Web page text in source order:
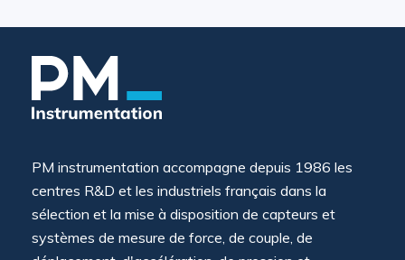
PM instrumentation accompagne depuis 1986 les
centres R&D et les industriels français dans la
sélection et la mise à disposition de capteurs et
systèmes de mesure de force, de couple, de